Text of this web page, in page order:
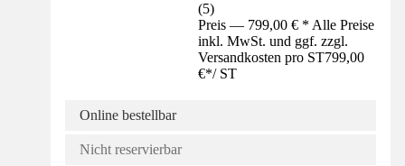
(5)
Preis — 799,00 € * Alle Preise
inkl. MwSt. und ggf. zzgl.
Versandkosten pro ST799,00
€*/ ST
Online bestellbar
Nicht reservierbar